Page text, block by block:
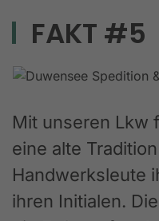
FAKT #5
Mit unseren Lkw
eine alte
Handwerksleute
ihren Initialen.